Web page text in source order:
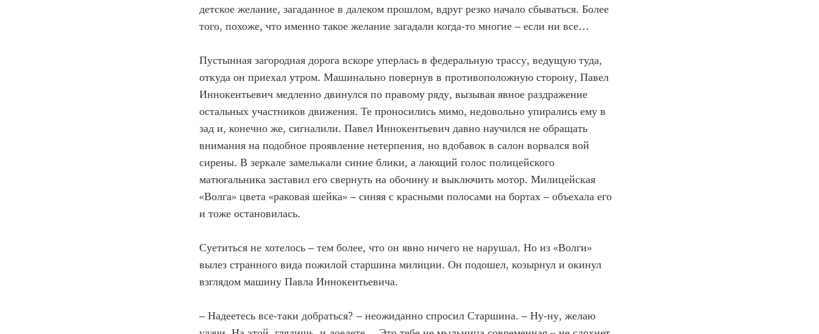
детское желание, загаданное в далеком прошлом, вдруг резко начало сбываться. Более
того, похоже, что именно такое желание загадали когда-то многие – если ни все…
Пустынная загородная дорога вскоре уперлась в федеральную трассу, ведущую туда,
откуда он приехал утром. Машинально повернув в противоположную сторону, Павел
Иннокентьевич медленно двинулся по правому ряду, вызывая явное раздражение
остальных участников движения. Те проносились мимо, недовольно упирались ему в
зад и, конечно же, сигналили. Павел Иннокентьевич давно научился не обращать
внимания на подобное проявление нетерпения, но вдобавок в салон ворвался вой
сирены. В зеркале замелькали синие блики, а лающий голос полицейского
матюгальника заставил его свернуть на обочину и выключить мотор. Милицейская
«Волга» цвета «раковая шейка» – синяя с красными полосами на бортах – объехала его
и тоже остановилась.
Суетиться не хотелось – тем более, что он явно ничего не нарушал. Но из «Волги»
вылез странного вида пожилой старшина милиции. Он подошел, козырнул и окинул
взглядом машину Павла Иннокентьевича.
– Надеетесь все-таки добраться? – неожиданно спросил Старшина. – Ну-ну, желаю